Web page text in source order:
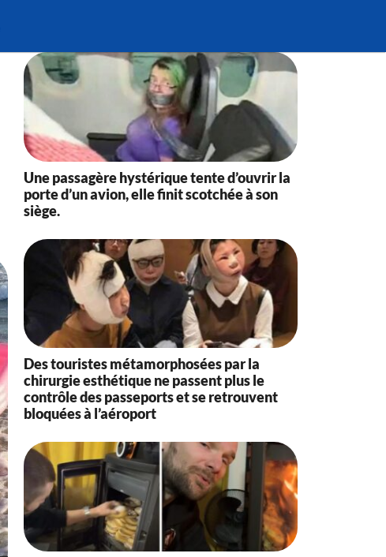
Une passagère hystérique tente d’ouvrir la
porte d’un avion, elle finit scotchée à son
siège.
Des touristes métamorphosées par la
chirurgie esthétique ne passent plus le
contrôle des passeports et se retrouvent
bloquées à l’aéroport